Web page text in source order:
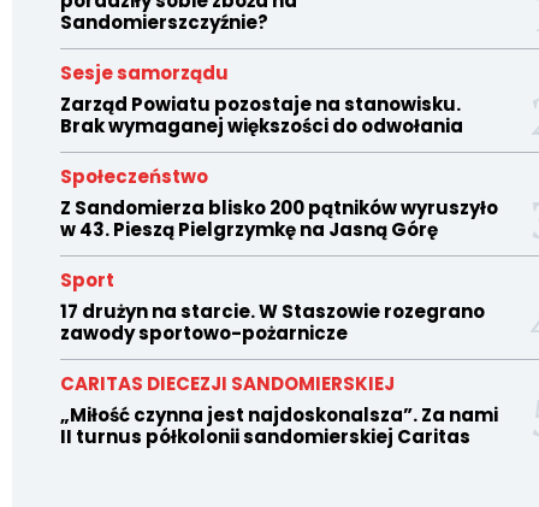
Sandomierszczyźnie?
Sesje samorządu
Zarząd Powiatu pozostaje na stanowisku.
Brak wymaganej większości do odwołania
Społeczeństwo
Z Sandomierza blisko 200 pątników wyruszyło
w 43. Pieszą Pielgrzymkę na Jasną Górę
Sport
17 drużyn na starcie. W Staszowie rozegrano
zawody sportowo-pożarnicze
CARITAS DIECEZJI SANDOMIERSKIEJ
„Miłość czynna jest najdoskonalsza”. Za nami
II turnus półkolonii sandomierskiej Caritas